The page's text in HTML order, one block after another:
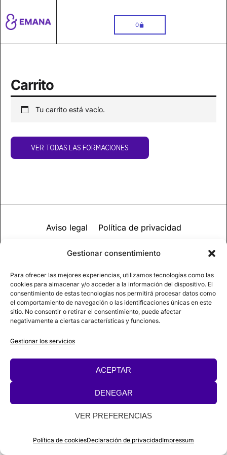
Gestionar consentimiento
Para ofrecer las mejores experiencias, utilizamos tecnologías como las
cookies para almacenar y/o acceder a la información del dispositivo. El
consentimiento de estas tecnologías nos permitirá procesar datos como
el comportamiento de navegación o las identificaciones únicas en este
sitio. No consentir o retirar el consentimiento, puede afectar
negativamente a ciertas características y funciones.
Gestionar los servicios
ACEPTAR
DENEGAR
VER PREFERENCIAS
Política de cookiesDeclaración de privacidadImpressum
0
Carrito
Carrito
Tu carrito está vacío.
VER TODAS LAS FORMACIONES
Aviso legal
Política de privacidad
© 2026Campus de EMANA